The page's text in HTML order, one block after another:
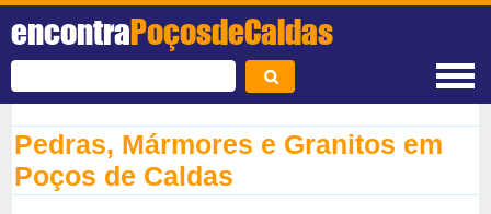
encontraPoçosdeCaldas
Pedras, Mármores e Granitos em
Poços de Caldas